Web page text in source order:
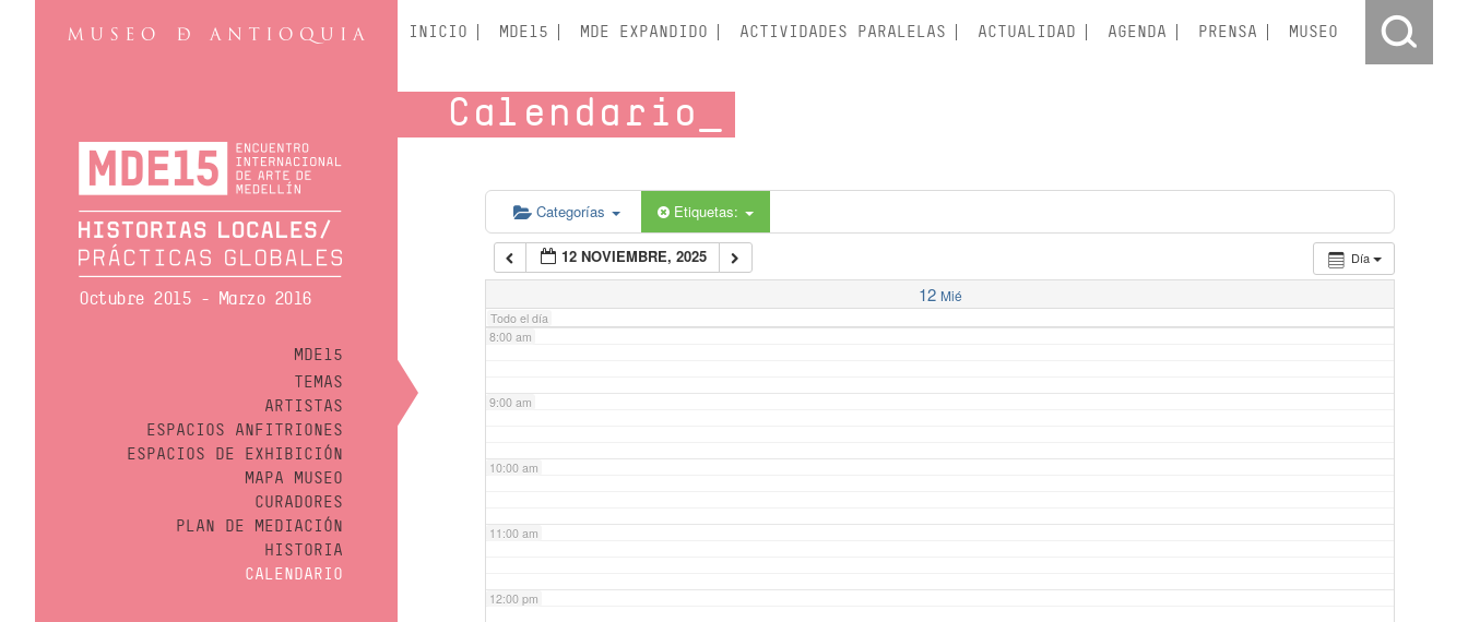
Octubre 2015 - Marzo 2016
MDE15
TEMAS
ARTISTAS
ESPACIOS ANFITRIONES
ESPACIOS DE EXHIBICIÓN
MAPA MUSEO
CURADORES
PLAN DE MEDIACIÓN
HISTORIA
CALENDARIO
INICIO MDE15 MDE EXPANDIDO ACTIVIDADES PARALELAS ACTUALIDAD AGENDA PRENSA MUSEO
Calendario
Categorías Etiquetas:
Día
12 NOVIEMBRE, 2025
12 Mié
Todo el día
5:00 am
6:00 am
7:00 am
8:00 am
9:00 am
10:00 am
11:00 am
12:00 pm